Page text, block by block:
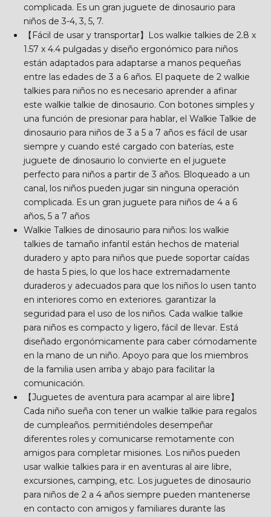
complicada. Es un gran juguete de dinosaurio para
niños de 3-4, 3, 5, 7.
【Fácil de usar y transportar】Los walkie talkies de 2.8 x
1.57 x 4.4 pulgadas y diseño ergonómico para niños
están adaptados para adaptarse a manos pequeñas
entre las edades de 3 a 6 años. El paquete de 2 walkie
talkies para niños no es necesario aprender a afinar
este walkie talkie de dinosaurio. Con botones simples y
una función de presionar para hablar, el Walkie Talkie de
dinosaurio para niños de 3 a 5 a 7 años es fácil de usar
siempre y cuando esté cargado con baterías, este
juguete de dinosaurio lo convierte en el juguete
perfecto para niños a partir de 3 años. Bloqueado a un
canal, los niños pueden jugar sin ninguna operación
complicada. Es un gran juguete para niños de 4 a 6
años, 5 a 7 años
Walkie Talkies de dinosaurio para niños: los walkie
talkies de tamaño infantil están hechos de material
duradero y apto para niños que puede soportar caídas
de hasta 5 pies, lo que los hace extremadamente
duraderos y adecuados para que los niños lo usen tanto
en interiores como en exteriores. garantizar la
seguridad para el uso de los niños. Cada walkie talkie
para niños es compacto y ligero, fácil de llevar. Está
diseñado ergonómicamente para caber cómodamente
en la mano de un niño. Apoyo para que los miembros
de la familia usen arriba y abajo para facilitar la
comunicación.
【Juguetes de aventura para acampar al aire libre】
Cada niño sueña con tener un walkie talkie para regalos
de cumpleaños. permitiéndoles desempeñar
diferentes roles y comunicarse remotamente con
amigos para completar misiones. Los niños pueden
usar walkie talkies para ir en aventuras al aire libre,
excursiones, camping, etc. Los juguetes de dinosaurio
para niños de 2 a 4 años siempre pueden mantenerse
en contacto con amigos y familiares durante las